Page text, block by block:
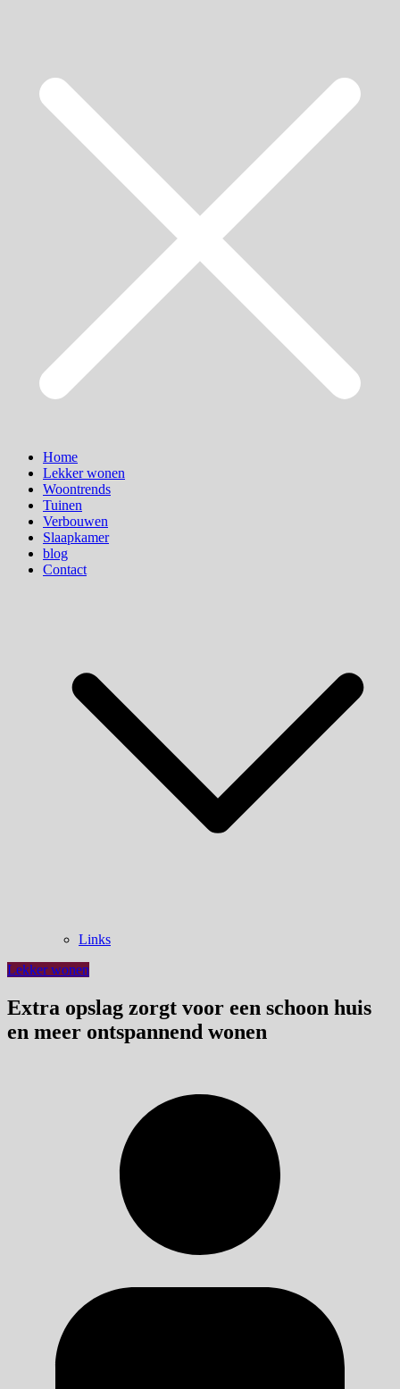
Home
Lekker wonen
Woontrends
Tuinen
Verbouwen
Slaapkamer
blog
Contact
Links
Lekker wonen
Extra opslag zorgt voor een schoon huis
en meer ontspannend wonen